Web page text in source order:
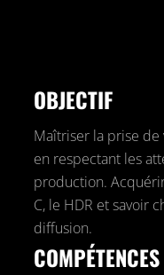
OBJECTIF
Maîtriser la prise de
en respectant les
production.
C, le HDR et savoir
diffusion.